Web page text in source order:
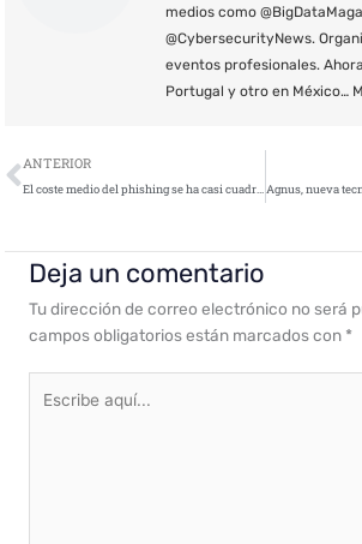
medios como
@CybersecurityNews.
eventos profesionales.
Portugal y otro en México…
Ant
ANTERIOR
El coste medio del phishing se ha casi cuadruplicado desde 2015
Deja un comentario
Tu dirección de correo electrónico no será
campos obligatorios están marcados con *
aquí...